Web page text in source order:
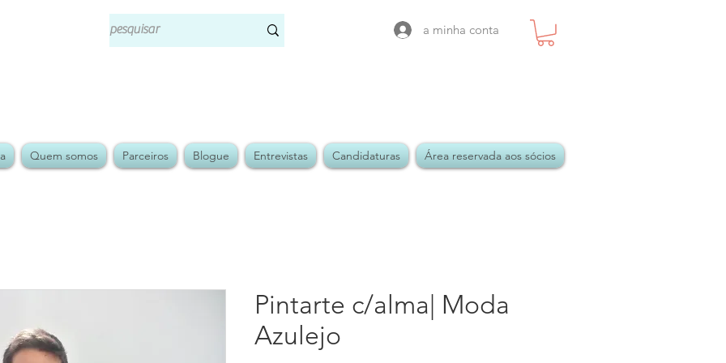
a minha conta
Quem somos Parceiros Blogue Entrevistas Candidaturas Área reservada aos sócios
Pintarte c/alma| Moda
Azulejo